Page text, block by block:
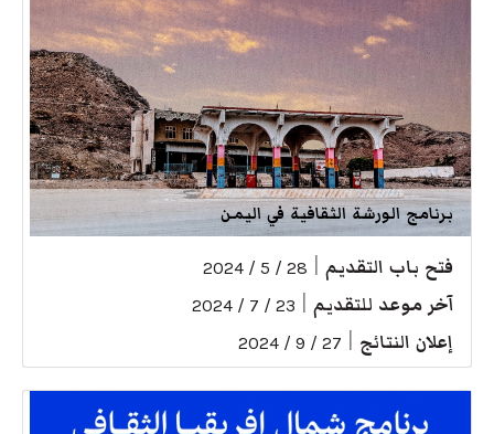
برنامج الورشة الثقافية في اليمن
فتح باب التقديم 28 / 5 / 2024
آخر موعد للتقديم 23 / 7 / 2024
إعلان النتائج 27 / 9 / 2024